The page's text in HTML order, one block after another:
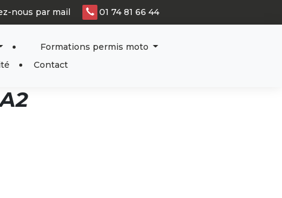
nous par mail 01 74 81 66 44
Formations permis moto
Contact